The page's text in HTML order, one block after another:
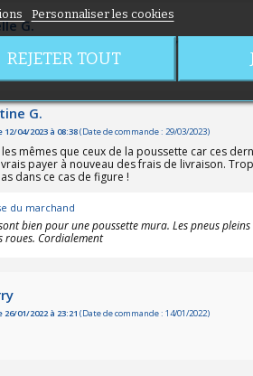
G.
(Date de commande : 17/10/2024)
G.
12/04/2023 à 08:38(Date de commande : 29/03/2023)
mêmes que ceux de la poussette car ces
payer à nouveau des frais de livraison.
dans ce cas de figure !
du marchand
bien pour une poussette mura. Les pneus
roues. Cordialement
01/2022 à 23:21 (Date de commande : 14/01/2022)
Personnaliser les cookies
REJETER TOUT